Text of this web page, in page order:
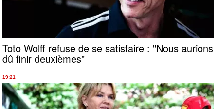
Toto Wolff refuse de se satisfaire : "Nous aurions
dû finir deuxièmes"
19:21